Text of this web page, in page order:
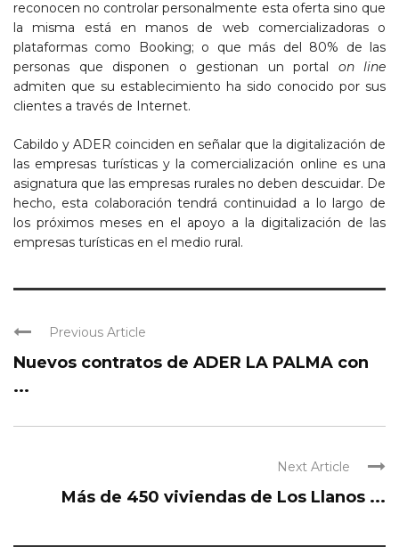
reconocen no controlar personalmente esta oferta sino que
la misma está en manos de web comercializadoras o
plataformas como Booking; o que más del 80% de las
personas que disponen o gestionan un portal on line
admiten que su establecimiento ha sido conocido por sus
clientes a través de Internet.
Cabildo y ADER coinciden en señalar que la digitalización de
las empresas turísticas y la comercialización online es una
asignatura que las empresas rurales no deben descuidar. De
hecho, esta colaboración tendrá continuidad a lo largo de
los próximos meses en el apoyo a la digitalización de las
empresas turísticas en el medio rural.
Previous Article
Nuevos contratos de ADER LA PALMA con
...
Next Article
Más de 450 viviendas de Los Llanos ...